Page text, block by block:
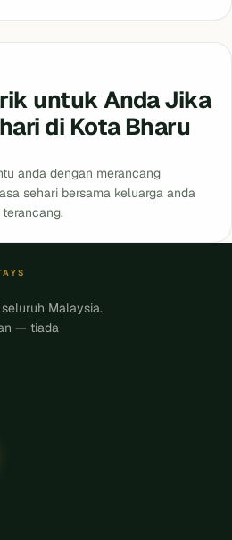
untuk Anda Jika
di Kota Bharu
anda dengan merancang
sehari bersama keluarga anda
Malaysia.
— tiada